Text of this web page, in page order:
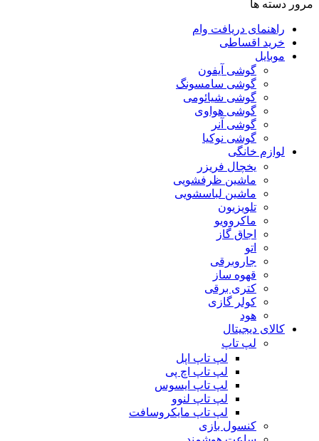
مرور دسته ها
راهنمای دریافت وام
خرید اقساطی
موبایل
گوشی آیفون
گوشی سامسونگ
گوشی شیائومی
گوشی هواوی
گوشی آنر
گوشی نوکیا
لوازم خانگی
یخچال فریزر
ماشین ظرفشویی
ماشین لباسشویی
تلویزیون
ماکروویو
اجاق گاز
اتو
جاروبرقی
قهوه ساز
کتری برقی
کولر گازی
هود
کالای دیجیتال
لپ تاپ
لپ تاپ اپل
لپ تاپ اچ پی
لپ تاپ ایسوس
لپ تاپ لنوو
لپ تاپ مایکروسافت
کنسول بازی